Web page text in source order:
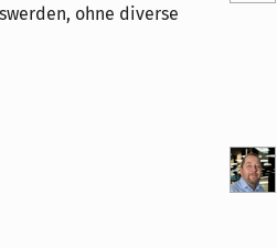
ohne diverse